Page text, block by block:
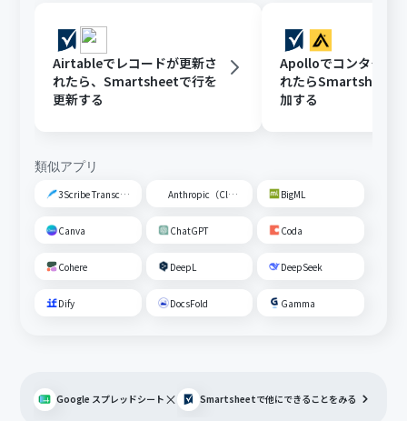
Airtableでレコードが更新さ
れたら、Smartsheetで行を
更新する
Apolloでコンタクト
れたらSmartsheet
加する
類似アプリ
3Scribe Transcription Anthropic（Claude） BigML
Canva ChatGPT Coda
Cohere DeepL DeepSeek
Dify DocsFold Gamma
Google スプレッドシート × Smartsheetで他にできることをみる